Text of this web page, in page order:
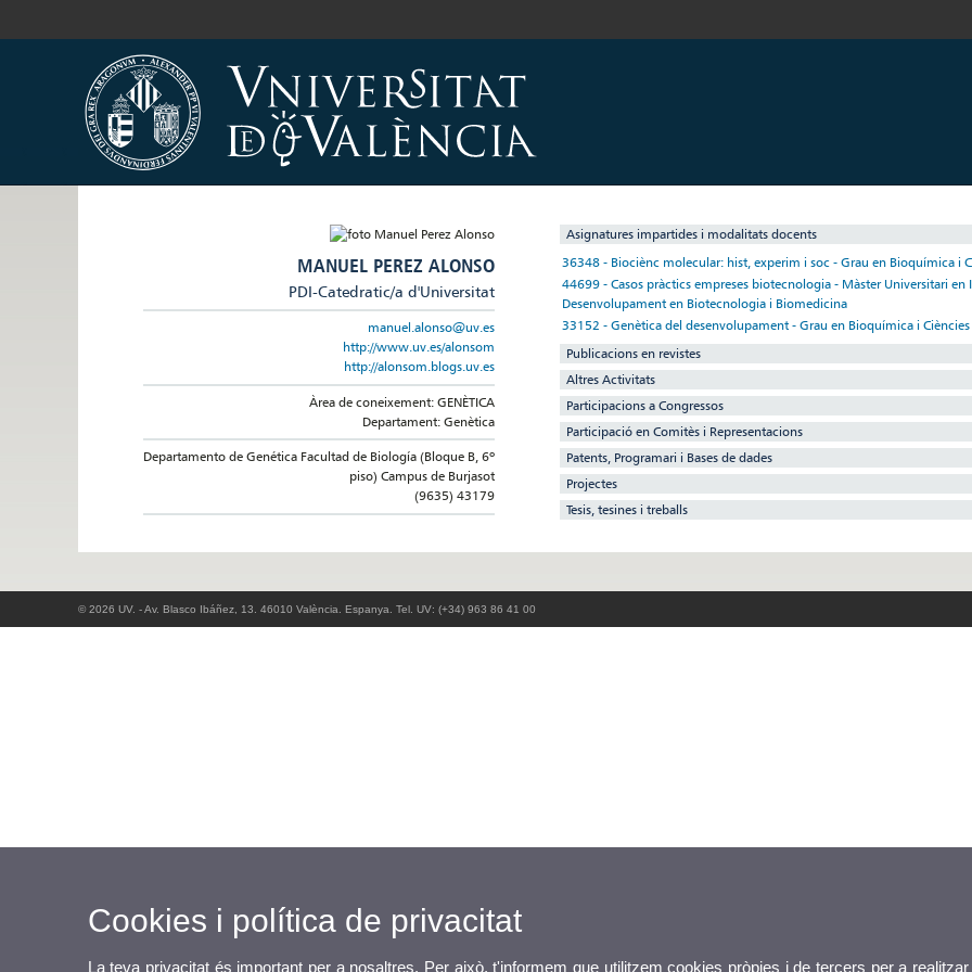
MANUEL PEREZ ALONSO
PDI-Catedratic/a d'Universitat
manuel.alonso@uv.es
http://www.uv.es/alonsom
http://alonsom.blogs.uv.es
Àrea de coneixement: GENÈTICA
Departament: Genètica
Departamento de Genética Facultad de Biología (Bloque B, 6º
piso) Campus de Burjasot
(9635) 43179
Asignatures impartides i modalitats docents
36348 - Biociènc molecular: hist, experim i soc - Grau en Bioquímica i
44699 - Casos pràctics empreses biotecnologia - Màster Universitari en
Desenvolupament en Biotecnologia i Biomedicina
33152 - Genètica del desenvolupament - Grau en Bioquímica i
Publicacions en revistes
Altres Activitats
Participacions a Congressos
Participació en Comitès i Representacions
Patents, Programari i Bases de dades
Projectes
Tesis, tesines i treballs
© 2026 UV. - Av. Blasco Ibáñez, 13. 46010 València. Espanya. Tel. UV: (+34) 963 86 41 00
Cookies i política de privacitat
La teva privacitat és important per a nosaltres. Per això, t'informem que utilitzem cookies pròpies i de tercers per a realitzar